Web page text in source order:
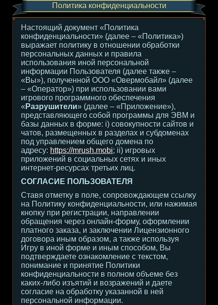
Политика конфиденциальности
Настоящий документ «Политика
конфиденциальности» (далее – «Политика»)
выражает политику в отношении обработки
персональных данных и правила
использования иной персональной
информации Пользователя (далее также –
«Вы»), полученной ООО «Овермобайл» (далее
– «Оператор») при использовании вами
игрового программного обеспечения
«Разрушители» (далее – «Приложение»),
представляющего собой программы для ЭВМ и
базы данных в форме: i) совокупности сайтов и
чатов, размещенных в разделах и субдоменах
под управлением общего домена по
адресу: https://mrush.mobi; ii) игровых
приложений в социальных сетях и иных
интернет-ресурсах третьих лиц.
СОГЛАСИЕ ПОЛЬЗОВАТЕЛЯ
Ставя отметку в поле, сопровождающем ссылку
на Политику конфиденциальности, или нажимая
кнопку при регистрации, направлении
обращения через онлайн-форму, оформлении
платного заказа, и заключении Лицензионного
договора иным образом, а также используя
Игру в иной форме и иным способом, Вы
подтверждаете ознакомление с текстом,
понимание и принятие Политики
конфиденциальности в полном объеме без
каких-либо изъятий и возражений и даете
согласие на обработку указанной в ней
персональной информации.